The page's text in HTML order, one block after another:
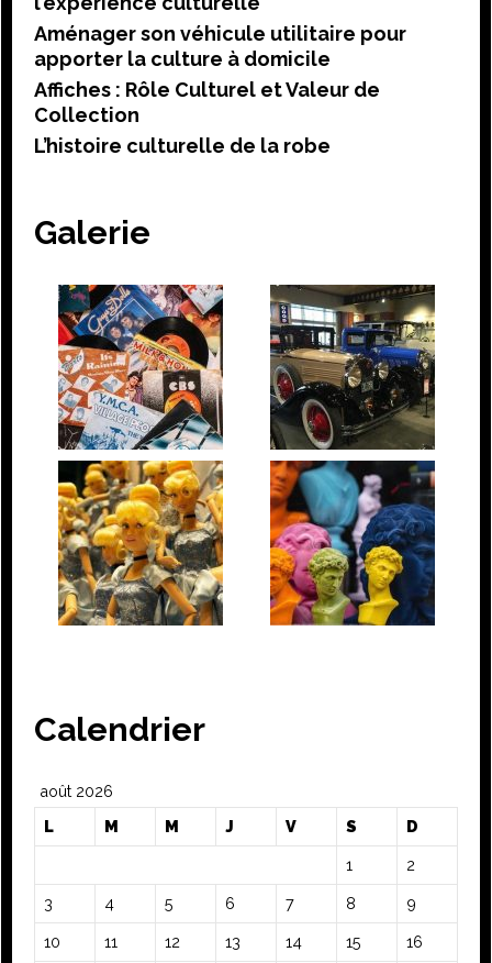
Aménager son véhicule utilitaire pour
apporter la culture à domicile
Affiches : Rôle Culturel et Valeur de
Collection
L’histoire culturelle de la robe
Galerie
Calendrier
août 2026
L
M M J V S D
1 2
3 4 5 6 7 8 9
10 11 12 13 14 15 16